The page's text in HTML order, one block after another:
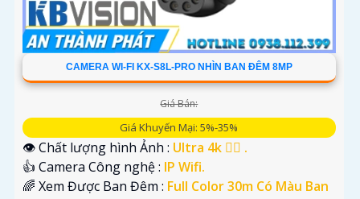
CAMERA WI-FI KX-S8L-PRO NHÌN BAN ĐÊM 8MP
Giá Bán:
Giá Khuyến Mại: 5%-35%
👁 Chất lượng hình Ảnh : Ultra 4k 👍🏾 .
👍 Camera Công nghệ : IP Wifi.
🌈 Xem Được Ban Đêm : Full Color 30m Có Màu Ban